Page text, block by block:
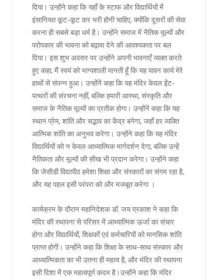
दिया। उन्होंने कहा कि यहाँ के स्टाफ और विद्यार्थियों में
इंसानियत कूट-कूट कर भरी होनी चाहिए, क्योंकि दूसरों की सेवा
करना ही सबसे बड़ा धर्म है। उन्होंने समाज में नैतिक मूल्यों और
परोपकार की भावना को बढ़ावा देने की आवश्यकता पर बल
दिया। इस शुभ अवसर पर उन्होंने अपनी भावनाएँ व्यक्त करते
हुए कहा, मैं स्वयं को भाग्यशाली मानती हूँ कि यह पावन कार्य मेरे
हाथों से संपन्न हुआ। उन्होंनें कहा कि यह मंदिर केवल ईंट-
पत्थरों की संरचना नहीं, बल्कि हमारी आस्था, संस्कृति और
समाज के नैतिक मूल्यों का प्रतीक होगा। उन्होंनें कहा कि यह
स्थान प्रेम, शांति और सद्भाव का केंद्र बनेगा, जहाँ हर व्यक्ति
आत्मिक शांति का अनुभव करेगा। उन्होंने कहा कि यह मंदिर
विद्यार्थियों को न केवल आध्यात्मिक मार्गदर्शन देगा, बल्कि उन्हें
नैतिकता और मूल्यों की सीख भी प्रदान करेगा। उन्होंने कहा
कि जेसीडी विद्यापीठ हमेशा शिक्षा और संस्कारों का संगम रहा है,
और यह पहल इसी परंपरा को और मजबूत करेगा ।
कार्यक्रम के दौरान महानिदेशक डॉ. जय प्रकाश ने कहा कि
मंदिर की स्थापना से परिसर में आध्यात्मिक ऊर्जा का संचार
होगा और विद्यार्थियों, शिक्षकों एवं कर्मचारियों को मानसिक शांति
प्राप्त होगी। उन्होंने कहा कि शिक्षा के साथ-साथ संस्कार और
आध्यात्मिकता का भी उतना ही महत्व है, और मंदिर की स्थापना
इसी दिशा में एक महत्वपूर्ण कदम है।उन्होंने कहा कि मंदिर